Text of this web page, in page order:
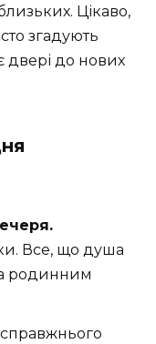
Цікаво,
згадують
двері до нових
Все, що душа
родинним